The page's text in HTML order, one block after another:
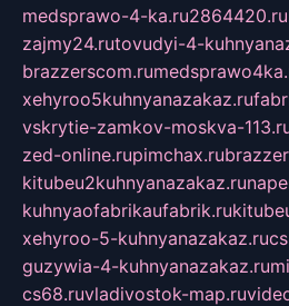
medsprawo-4-ka.ru2864420.ru
zajmy24.rutovudyi-4-
brazzerscom.ru
xehyroo5kuhnyanazakaz.ru
vskrytie-zamkov-moskva-
zed-online.rupimchax.ru
kitubeu2kuhnyanazakaz.ru
kuhnyaofabrikaufabrik.ru
xehyroo-5-kuhnyanazakaz.ru
guzywia-4-kuhnyanazakaz.ru
cs68.ruvladivostok-map.ru